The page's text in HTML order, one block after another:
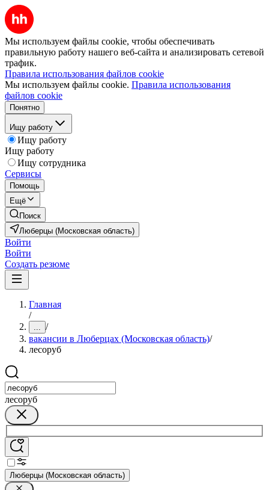
Мы используем файлы cookie, чтобы обеспечивать
правильную работу нашего веб-сайта и анализировать сетевой
трафик.
Правила использования файлов cookie
Мы используем файлы cookie. Правила использования
файлов cookie
Понятно
Ищу работу
Ищу работу
Ищу работу
Ищу сотрудника
Сервисы
Помощь
Ещё
Поиск
Люберцы (Московская область)
Войти
Войти
Создать резюме
Главная
/
... /
вакансии в Люберцах (Московская область)/
лесоруб
лесоруб
Люберцы (Московская область)